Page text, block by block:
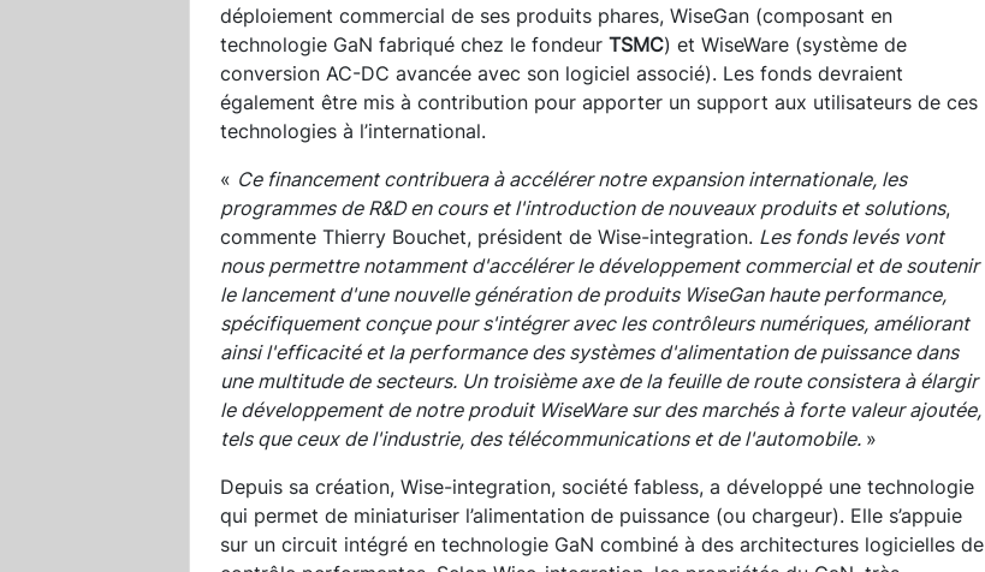
déploiement commercial de ses produits phares, WiseGan (composant en
technologie GaN fabriqué chez le fondeur TSMC) et WiseWare (système de
conversion AC-DC avancée avec son logiciel associé). Les fonds devraient
également être mis à contribution pour apporter un support aux utilisateurs de ces
technologies à l’international.
« Ce financement contribuera à accélérer notre expansion internationale, les
programmes de R&D en cours et l'introduction de nouveaux produits et solutions,
commente Thierry Bouchet, président de Wise-integration. Les fonds levés vont
nous permettre notamment d'accélérer le développement commercial et de soutenir
le lancement d'une nouvelle génération de produits WiseGan haute performance,
spécifiquement conçue pour s'intégrer avec les contrôleurs numériques, améliorant
ainsi l'efficacité et la performance des systèmes d'alimentation de puissance dans
une multitude de secteurs. Un troisième axe de la feuille de route consistera à élargir
le développement de notre produit WiseWare sur des marchés à forte valeur ajoutée,
tels que ceux de l'industrie, des télécommunications et de l'automobile. »
Depuis sa création, Wise-integration, société fabless, a développé une technologie
qui permet de miniaturiser l’alimentation de puissance (ou chargeur). Elle s’appuie
sur un circuit intégré en technologie GaN combiné à des architectures logicielles de